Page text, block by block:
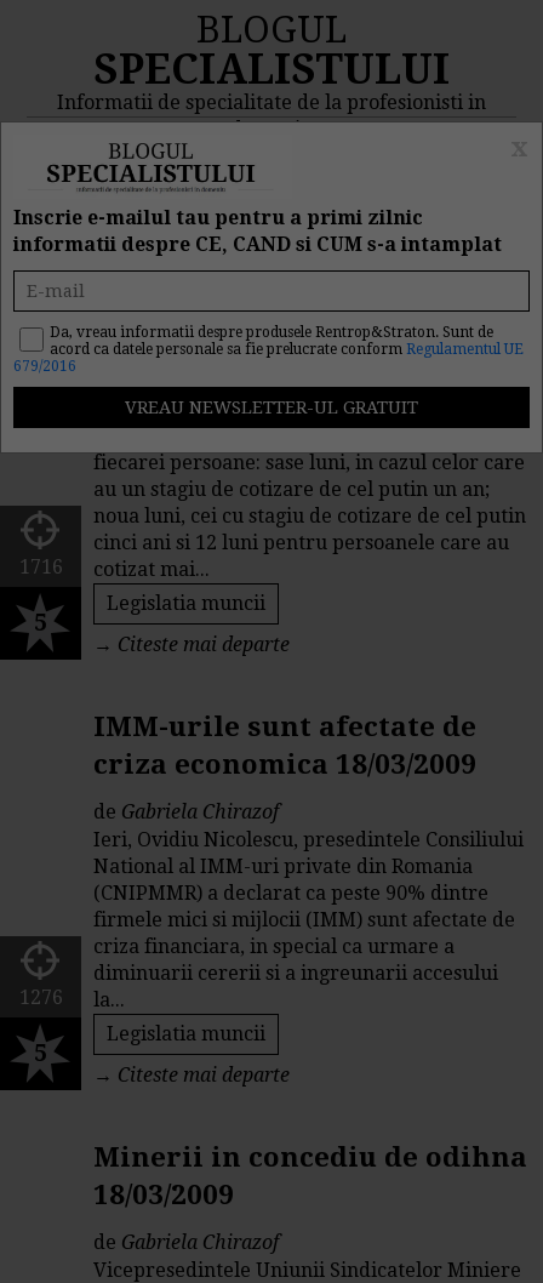
BLOGUL
SPECIALISTULUI
Informatii de specialitate de la profesionisti in
domeniu
MENIU
inca 3 luni in 2009 19/03/2009
deGabriela Chirazof
Somajul se acorda pe perioade stabilite
diferentiat, in functie de stagiul de cotizare al
fiecarei persoane: sase luni, in cazul celor care
au un stagiu de cotizare de cel putin un an;
noua luni, cei cu stagiu de cotizare de cel putin
cinci ani si 12 luni pentru persoanele care au
cotizat mai...
Legislatia muncii
→ Citeste mai departe
1716
5
IMM-urile sunt afectate de
criza economica 18/03/2009
de Gabriela Chirazof
Ieri, Ovidiu Nicolescu, presedintele Consiliului
National al IMM-uri private din Romania
(CNIPMMR) a declarat ca peste 90% dintre
firmele mici si mijlocii (IMM) sunt afectate de
criza financiara, in special ca urmare a
diminuarii cererii si a ingreunarii accesului
la...
Legislatia muncii
→ Citeste mai departe
1276
5
Minerii in concediu de odihna
18/03/2009
de Gabriela Chirazof
Vicepresedintele Uniunii Sindicatelor Miniere
Inscrie e-mailul tau pentru a primi zilnic
informatii despre CE, CAND si CUM s-a intamplat
Da, vreau informatii despre produsele Rentrop&Straton. Sunt de
acord ca datele personale sa fie prelucrate conform Regulamentul UE
679/2016